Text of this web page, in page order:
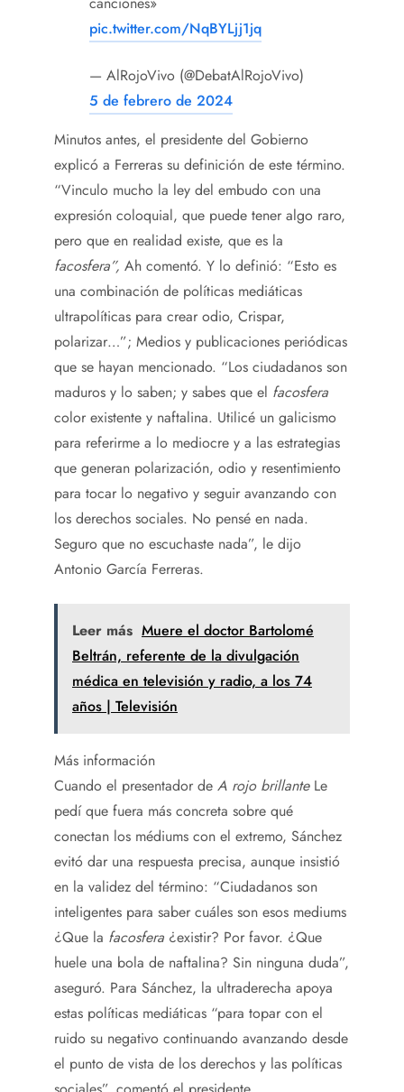
pic.twitter.com/NqBYLjj1jq
— AlRojoVivo (@DebatAlRojoVivo)
5 de febrero de 2024
Minutos antes, el presidente del Gobierno
explicó a Ferreras su definición de este término.
“Vinculo mucho la ley del embudo con una
expresión coloquial, que puede tener algo raro,
pero que en realidad existe, que es la
facosfera”, Ah comentó. Y lo definió: “Esto es
una combinación de políticas mediáticas
ultrapolíticas para crear odio, Crispar,
polarizar…”; Medios y publicaciones periódicas
que se hayan mencionado. “Los ciudadanos son
maduros y lo saben; y sabes que el facosfera
color existente y naftalina. Utilicé un galicismo
para referirme a lo mediocre y a las estrategias
que generan polarización, odio y resentimiento
para tocar lo negativo y seguir avanzando con
los derechos sociales. No pensé en nada.
Seguro que no escuchaste nada”, le dijo
Antonio García Ferreras.
Leer más Muere el doctor Bartolomé
Beltrán, referente de la divulgación
médica en televisión y radio, a los 74
años | Televisión
Más información
Cuando el presentador de A rojo brillanteLe
pedí que fuera más concreta sobre qué
conectan los médiums con el extremo, Sánchez
evitó dar una respuesta precisa, aunque insistió
en la validez del término: “Ciudadanos son
inteligentes para saber cuáles son esos mediums
¿Que la facosfera ¿existir? Por favor. ¿Que
huele una bola de naftalina? Sin ninguna duda”,
aseguró. Para Sánchez, la ultraderecha apoya
estas políticas mediáticas “para topar con el
ruido su negativo continuando avanzando desde
el punto de vista de los derechos y las políticas